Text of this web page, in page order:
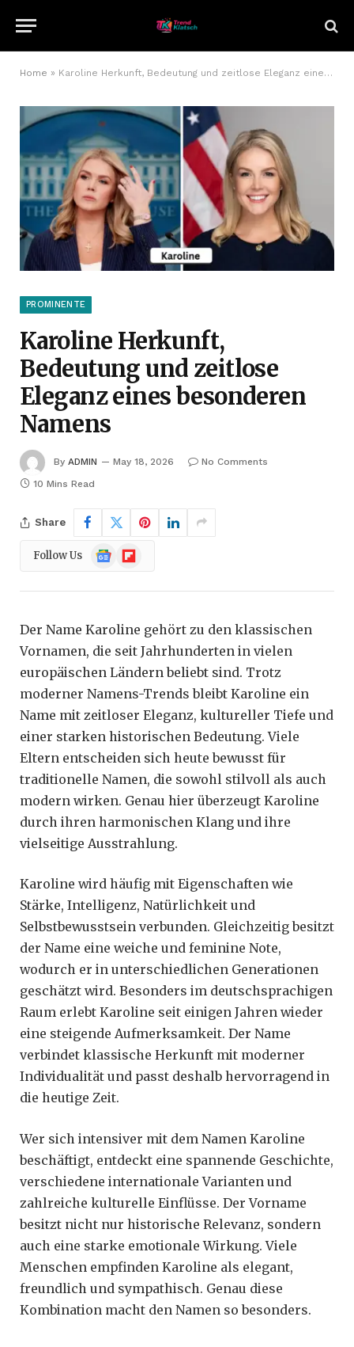
Home » Karoline Herkunft, Bedeutung und zeitlose Eleganz eines besonderen Namens
PROMINENTE
Karoline Herkunft,
Bedeutung und zeitlose
Eleganz eines besonderen
Namens
By ADMIN May 18, 2026
No Comments
10 Mins Read
Share
Follow Us
Google
News
Flipboard
Der Name Karoline gehört zu den klassischen
Vornamen, die seit Jahrhunderten in vielen
europäischen Ländern beliebt sind. Trotz
moderner Namens-Trends bleibt Karoline ein
Name mit zeitloser Eleganz, kultureller Tiefe und
einer starken historischen Bedeutung. Viele
Eltern entscheiden sich heute bewusst für
traditionelle Namen, die sowohl stilvoll als auch
modern wirken. Genau hier überzeugt Karoline
durch ihren harmonischen Klang und ihre
vielseitige Ausstrahlung.
Karoline wird häufig mit Eigenschaften wie
Stärke, Intelligenz, Natürlichkeit und
Selbstbewusstsein verbunden. Gleichzeitig besitzt
der Name eine weiche und feminine Note,
wodurch er in unterschiedlichen Generationen
geschätzt wird. Besonders im deutschsprachigen
Raum erlebt Karoline seit einigen Jahren wieder
eine steigende Aufmerksamkeit. Der Name
verbindet klassische Herkunft mit moderner
Individualität und passt deshalb hervorragend in
die heutige Zeit.
Wer sich intensiver mit dem Namen Karoline
beschäftigt, entdeckt eine spannende Geschichte,
verschiedene internationale Varianten und
zahlreiche kulturelle Einflüsse. Der Vorname
besitzt nicht nur historische Relevanz, sondern
auch eine starke emotionale Wirkung. Viele
Menschen empfinden Karoline als elegant,
freundlich und sympathisch. Genau diese
Kombination macht den Namen so besonders.